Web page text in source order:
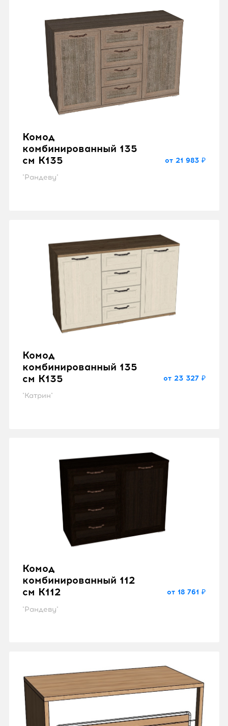
Комод
комбинированный 135
см K135
"Рандеву"
от 21 983 ₽
Комод
комбинированный 135
см K135
"Катрин"
от 23 327 ₽
Комод
комбинированный 112
см K112
"Рандеву"
от 18 761 ₽